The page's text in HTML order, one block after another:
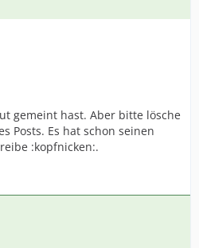
gemeint hast. Aber bitte lösche
Posts. Es hat schon seinen
:kopfnicken:.